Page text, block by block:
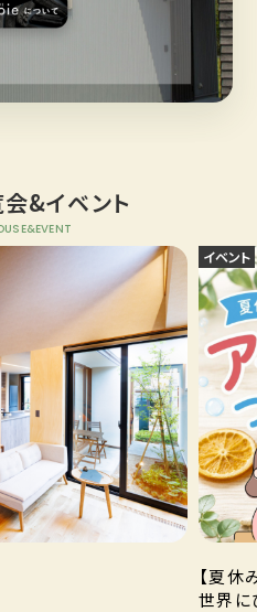
&イベント
イベント
【夏休
世界に